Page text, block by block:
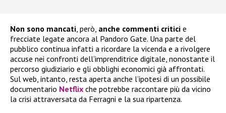
Non sono mancati , però, anche commenti critici e
frecciate legate ancora al Pandoro Gate. Una parte del
pubblico continua infatti a ricordare la vicenda e a rivolgere
accuse nei confronti dell’imprenditrice digitale, nonostante il
percorso giudiziario e gli obblighi economici già affrontati.
Sul web, intanto, resta aperta anche l’ipotesi di un possibile
documentario Netflix che potrebbe raccontare più da vicino
la crisi attraversata da Ferragni e la sua ripartenza.